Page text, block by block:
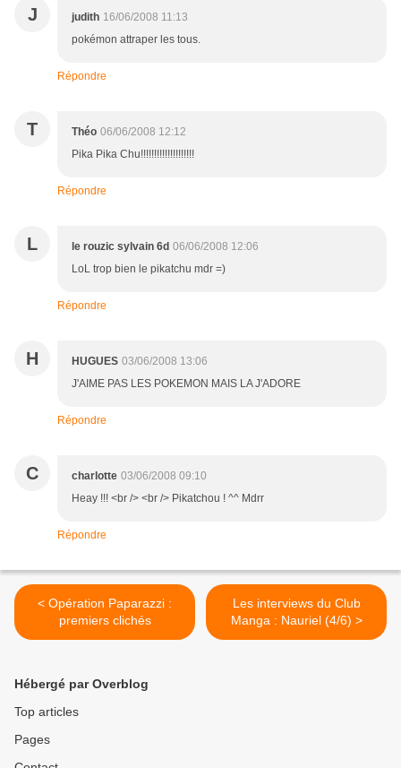
J judith 16/06/2008 11:13
pokémon attraper les tous.
Répondre
T Théo 06/06/2008 12:12
Pika Pika Chu!!!!!!!!!!!!!!!!!!!!
Répondre
L le rouzic sylvain 6d 06/06/2008 12:06
LoL trop bien le pikatchu mdr =)
Répondre
H HUGUES 03/06/2008 13:06
J'AIME PAS LES POKEMON MAIS LA J'ADORE
Répondre
C charlotte 03/06/2008 09:10
Heay !!! <br /> <br /> Pikatchou ! ^^ Mdrr
Répondre
< Opération Paparazzi :
premiers clichés
Les interviews du Club
Manga : Nauriel (4/6) >
Hébergé par Overblog
Top articles
Pages